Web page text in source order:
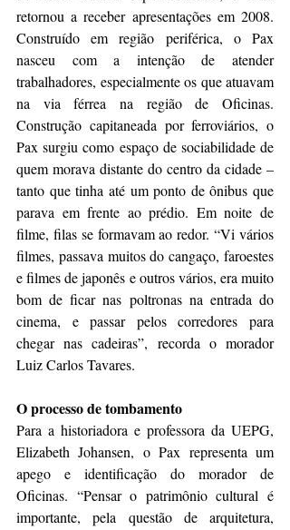
retornou a receber apresentações em 2008.
Construído em região periférica, o Pax
nasceu com a intenção de atender
trabalhadores, especialmente os que atuavam
na via férrea na região de Oficinas.
Construção capitaneada por ferroviários, o
Pax surgiu como espaço de sociabilidade de
quem morava distante do centro da cidade –
tanto que tinha até um ponto de ônibus que
parava em frente ao prédio. Em noite de
filme, filas se formavam ao redor. “Vi vários
filmes, passava muitos do cangaço, faroestes
e filmes de japonês e outros vários, era muito
bom de ficar nas poltronas na entrada do
cinema, e passar pelos corredores para
chegar nas cadeiras”, recorda o morador
Luiz Carlos Tavares.
O processo de tombamento
Para a historiadora e professora da UEPG,
Elizabeth Johansen, o Pax representa um
apego e identificação do morador de
Oficinas. “Pensar o patrimônio cultural é
importante, pela questão de arquitetura,